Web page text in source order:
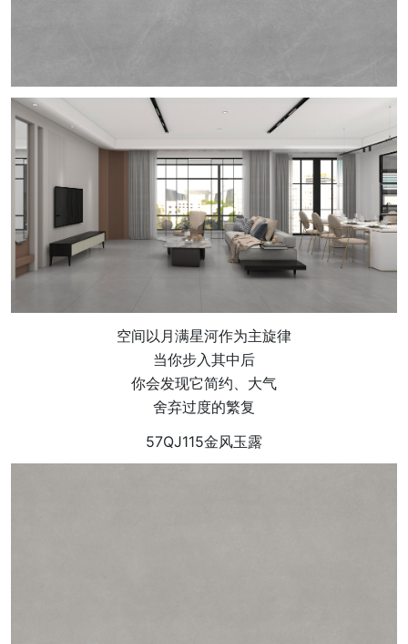
空间以月满星河作为主旋律
当你步入其中后
你会发现它简约、大气
舍弃过度的繁复
57QJ115金风玉露